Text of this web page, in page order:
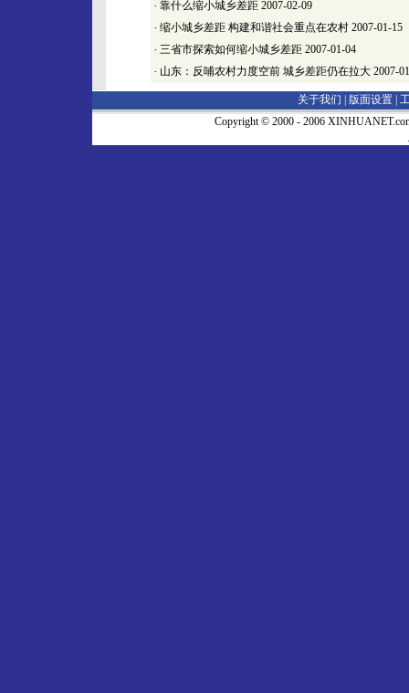
· 靠什么缩小城乡差距 2007-02-09
· 缩小城乡差距 构建和谐社会重点在农村 2007-01-15
· 三省市探索如何缩小城乡差距 2007-01-04
· 山东：反哺农村力度空前 城乡差距仍在拉大 2007-
关于我们 | 版面设置
Copyright © 2000 - 2006